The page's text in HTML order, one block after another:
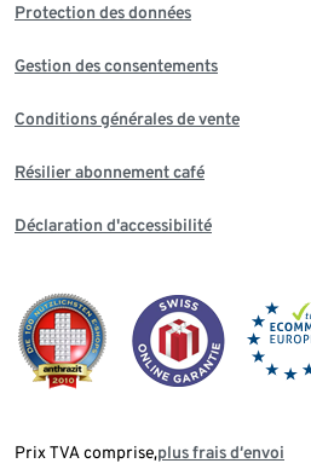
Protection des données
Gestion des consentements
Conditions générales de vente
Résilier abonnement café
Déclaration d'accessibilité
Prix TVA comprise,plus frais d‘envoi